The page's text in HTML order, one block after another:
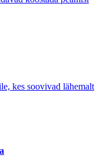
kes soovivad lähemalt